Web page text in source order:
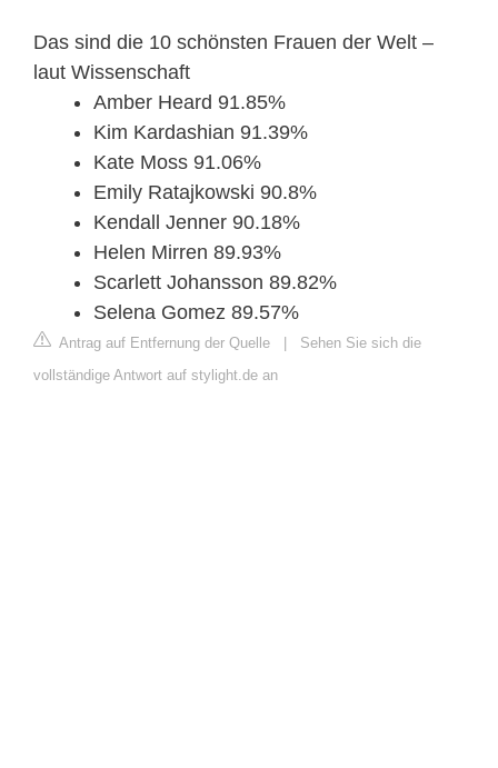
Das sind die 10 schönsten Frauen der Welt –
laut Wissenschaft
Amber Heard 91.85%
Kim Kardashian 91.39%
Kate Moss 91.06%
Emily Ratajkowski 90.8%
Kendall Jenner 90.18%
Helen Mirren 89.93%
Scarlett Johansson 89.82%
Selena Gomez 89.57%
Antrag auf Entfernung der Quelle | Sehen Sie sich die
vollständige Antwort auf stylight.de an